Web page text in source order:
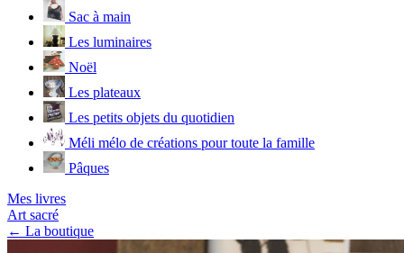
Sac à main
Les luminaires
Noël
Les plateaux
Les petits objets du quotidien
Méli mélo de créations pour toute la famille
Pâques
Mes livres
Art sacré
← La boutique